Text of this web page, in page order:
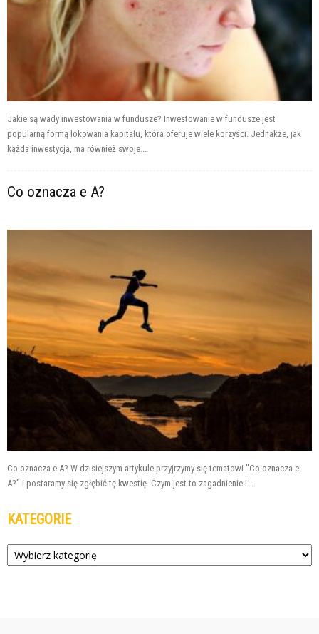
Jakie są wady inwestowania w fundusze? Inwestowanie w fundusze jest
popularną formą lokowania kapitału, która oferuje wiele korzyści. Jednakże, jak
każda inwestycja, ma również swoje...
Co oznacza e A?
Co oznacza e A? W dzisiejszym artykule przyjrzymy się tematowi "Co oznacza e
A?" i postaramy się zgłębić tę kwestię. Czym jest to zagadnienie i...
KATEGORIE
Kategorie